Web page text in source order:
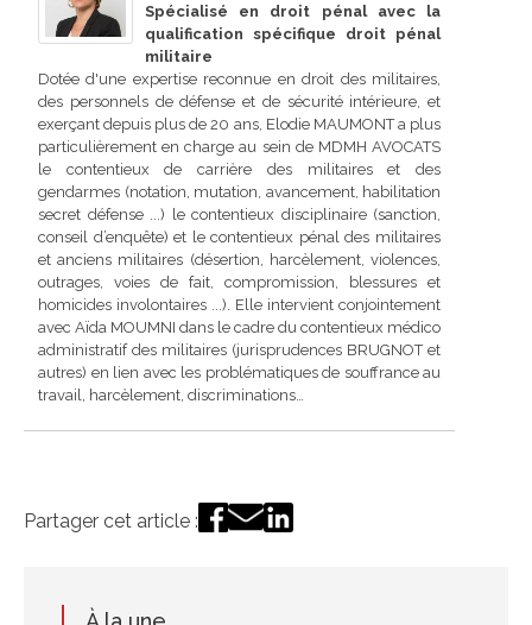
Spécialisé en droit pénal avec la
qualification spécifique droit pénal
militaire
Dotée d'une expertise reconnue en droit des militaires,
des personnels de défense et de sécurité intérieure, et
exerçant depuis plus de 20 ans, Elodie MAUMONT a plus
particulièrement en charge au sein de MDMH AVOCATS
le contentieux de carrière des militaires et des
gendarmes (notation, mutation, avancement, habilitation
secret défense ...) le contentieux disciplinaire (sanction,
conseil d’enquête) et le contentieux pénal des militaires
et anciens militaires (désertion, harcèlement, violences,
outrages, voies de fait, compromission, blessures et
homicides involontaires ...). Elle intervient conjointement
avec Aïda MOUMNI dans le cadre du contentieux médico
administratif des militaires (jurisprudences BRUGNOT et
autres) en lien avec les problématiques de souffrance au
travail, harcèlement, discriminations…
Partager cet article :